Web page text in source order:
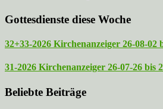
Gottesdienste diese Woche
32+33-2026 Kirchenanzeiger 26-08-02
31-2026 Kirchenanzeiger 26-07-26 bis
Beliebte Beiträge